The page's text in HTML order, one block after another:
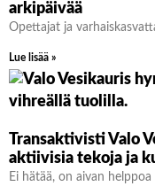
arkipäivää
Opettajat ja
Lue lisää »
Transaktivisti Valo
aktiivisia tekoja ja
Ei hätää, on aivan